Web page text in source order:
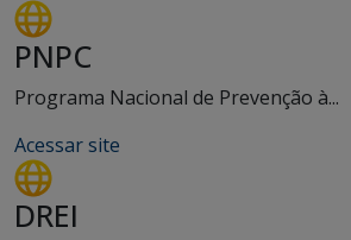
PNPC
Programa Nacional de Prevenção à...
Acessar site
DREI